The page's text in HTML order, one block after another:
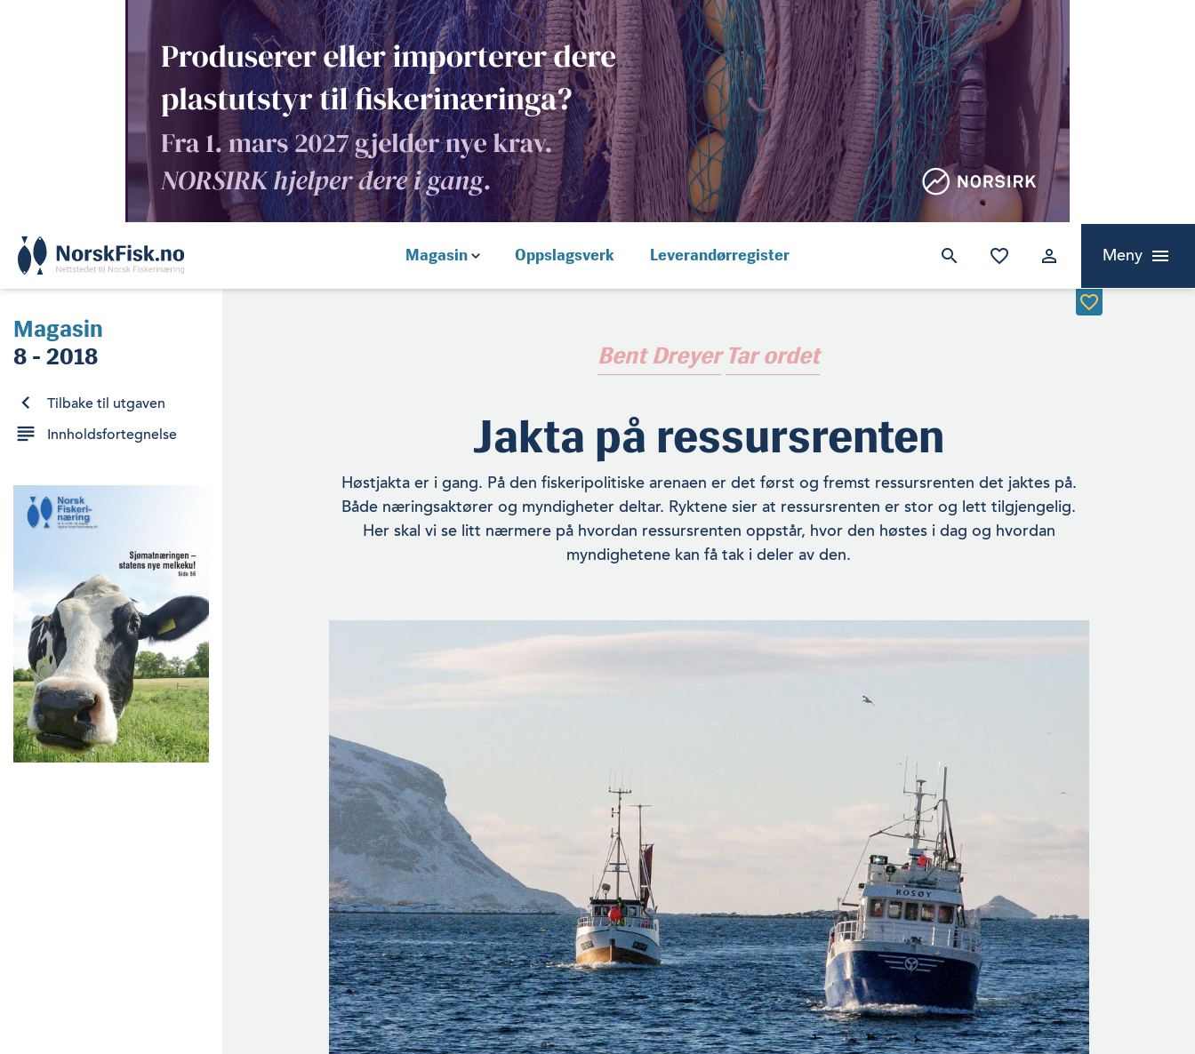
Magasin Oppslagsverk Leverandørregister Meny
Magasin
8 - 2018
Tilbake til utgaven
Innholdsfortegnelse
Bent Dreyer Tar ordet
Jakta på ressursrenten
Høstjakta er i gang. På den fiskeripolitiske arenaen er det først og fremst ressursrenten det jaktes på.
Både næringsaktører og myndigheter deltar. Ryktene sier at ressursrenten er stor og lett tilgjengelig.
Her skal vi se litt nærmere på hvordan re­ssursrenten oppstår, hvor den høstes i dag og hvordan
myndighe­tene kan få tak i deler av den.